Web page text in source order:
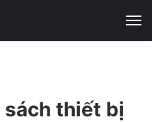
sách thiết bị